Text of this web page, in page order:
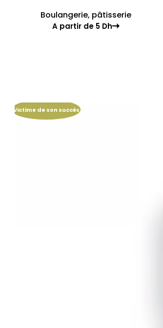
Boulangerie, pâtisserie
A partir de 5 Dh
Victime de son succès